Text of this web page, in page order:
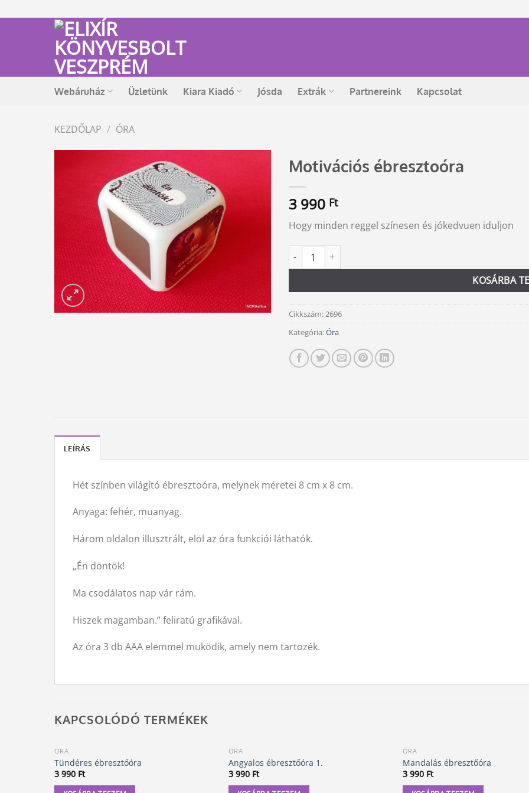
to
Webáruház Üzletünk Kiara Kiadó Jósda Extrák Partnereink Kapcsolat
KEZDŐLAP / ÓRA
Motivációs ébresztoóra
3 990 Ft
Hogy minden reggel színesen és jókedvuen iduljon
Motivációs ébresztoóra mennyiség
KOSÁRBA
Alternative:
Cikkszám:2696
Kategória:Óra
LEÍRÁS
Hét színben világító ébresztoóra, melynek méretei 8 cm x 8 cm.
Anyaga: fehér, muanyag.
Három oldalon illusztrált, elöl az óra funkciói láthatók.
„Én döntök!
Ma csodálatos nap vár rám.
Hiszek magamban.” feliratú grafikával.
Az óra 3 db AAA elemmel muködik, amely nem tartozék.
KAPCSOLÓDÓ TERMÉKEK
ÓRA
Tündéres ébresztőóra
3 990 Ft
ÓRA
Angyalos ébresztőóra 1.
3 990 Ft
ÓRA
Mandalás ébresztőóra
3 990 Ft